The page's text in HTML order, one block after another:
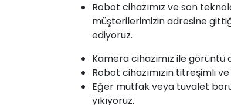
Robot cihazımız ve son
müşterilerimizin adresine
ediyoruz.
Kamera cihazımız ile
Robot cihazımızın titreşimli
Eğer mutfak veya tuvalet
yıkıyoruz.